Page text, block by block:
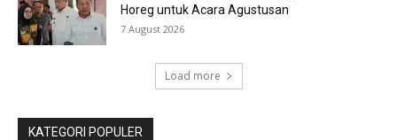
Horeg untuk Acara Agustusan
7 August 2026
Load more
KATEGORI POPULER